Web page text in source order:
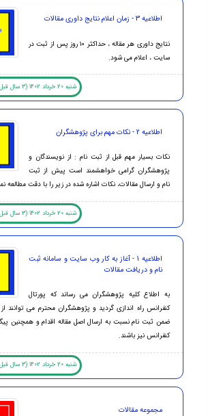
اطلاعیه 3 - زمان اعلام نتایج داوری مقالات
نتایج داوری هر مقاله ، حداکثر ۱۰ روز پس از ثبت در
سایت ، اعلام می شود.
شنبه 20 خرداد 1402 (3 سال قبل )
اطلاعیه 2 - نکات مهم برای پژوهشگران
نکات بسیار مهم قبل از ثبت نام : از نویسندگان و
پژوهشگران گرامی خواهشمند است پیش از ثبت
نام و ارسال مقالات، نکات اشاره شده در زیر را با دقت مطالعه
شنبه 20 خرداد 1402 (3 سال قبل )
اطلاعیه 1 - آغاز به کار وب سایت و سامانه ثبت
نام و دریافت مقالات
به اطلاع کلیه پژوهشگران می رساند که پورتال
کنفرانس راه اندازی گردید و پژوهشگران محترم می توانند
ضمن ثبت نام نسبت به ارسال اصل مقاله اقدام و همچنین
کنفرانس نیز باشند.
شنبه 20 خرداد 1402 (3 سال قبل )
مجموعه مقالات